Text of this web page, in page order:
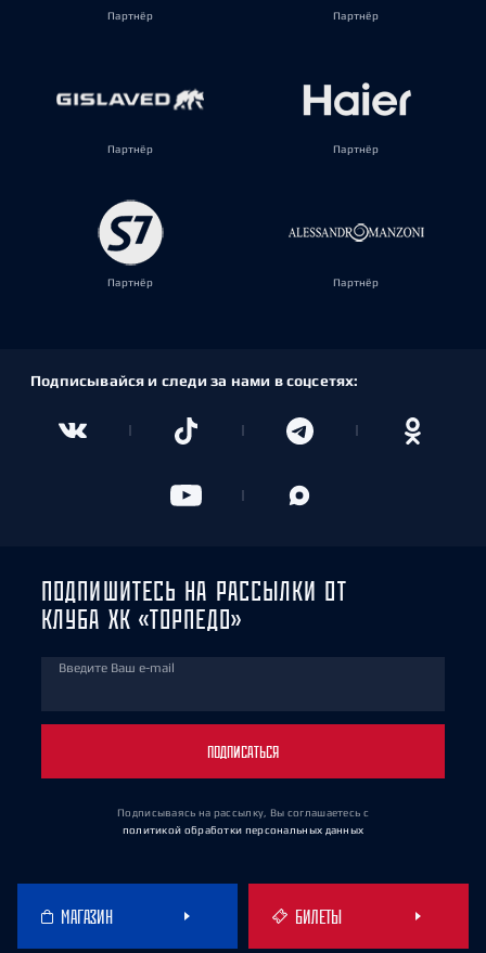
Партнёр Партнёр
Партнёр Партнёр
Партнёр Партнёр
Подписывайся и следи за нами в соцсетях:
ПОДПИШИТЕСЬ НА РАССЫЛКИ ОТ
КЛУБА ХК «ТОРПЕДО»
Введите Ваш e-mail
ПОДПИСАТЬСЯ
Подписываясь на рассылку, Вы соглашаетесь с
политикой обработки персональных данных
МАГАЗИН БИЛЕТЫ